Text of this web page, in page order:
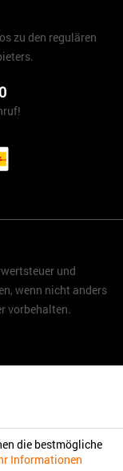
zu den regulären
und
wenn nicht anders
vorbehalten.
die bestmögliche
Informationen